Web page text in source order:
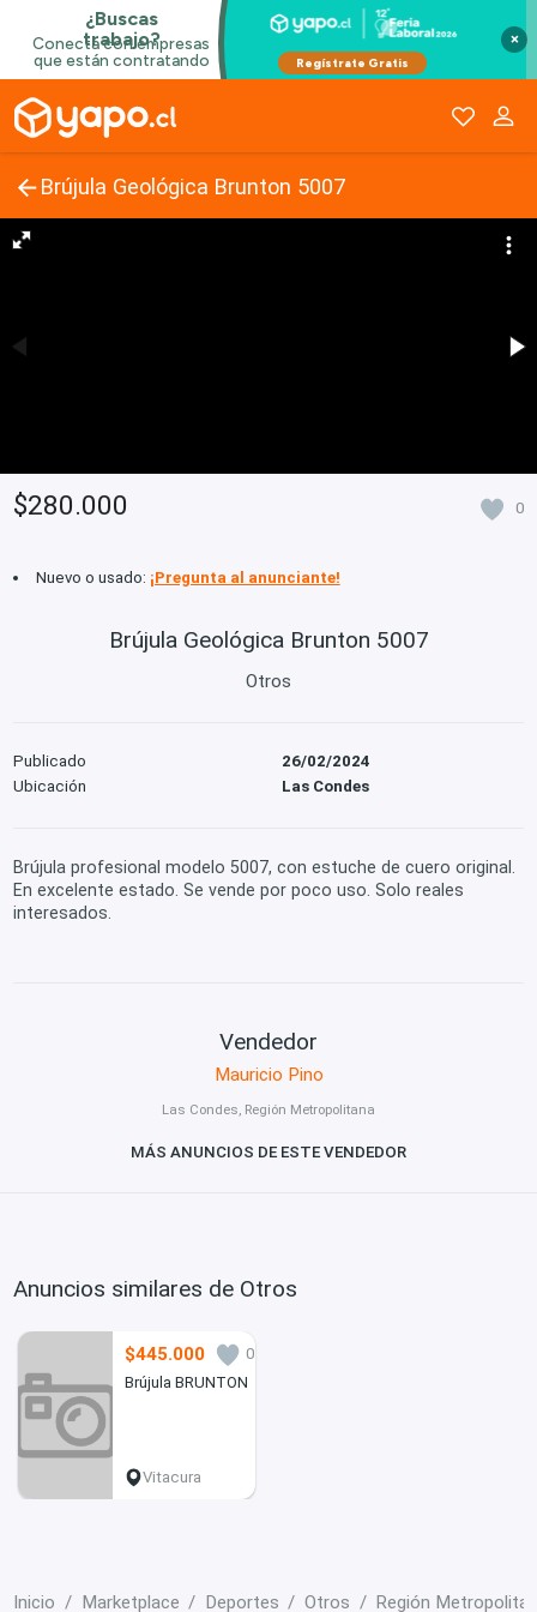
×
Brújula Geológica Brunton 5007
$280.000 0
Nuevo o usado: ¡Pregunta al anunciante!
Brújula Geológica Brunton 5007
Otros
Publicado
26/02/2024
Ubicación
Las Condes
Brújula profesional modelo 5007, con estuche de cuero original.
En excelente estado. Se vende por poco uso. Solo reales
interesados.
Vendedor
Mauricio Pino
Las Condes, Región Metropolitana
MÁS ANUNCIOS DE ESTE VENDEDOR
Anuncios similares de Otros
$445.000
0
Brújula BRUNTON
Vitacura
Inicio Marketplace Deportes Otros Región